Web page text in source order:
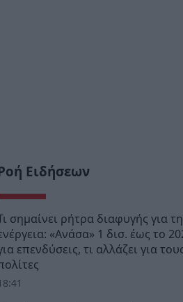
Ειδήσεων
σημαίνει ρήτρα διαφυγής για
«Ανάσα» 1 δισ. έως το
επενδύσεις, τι αλλάζει για